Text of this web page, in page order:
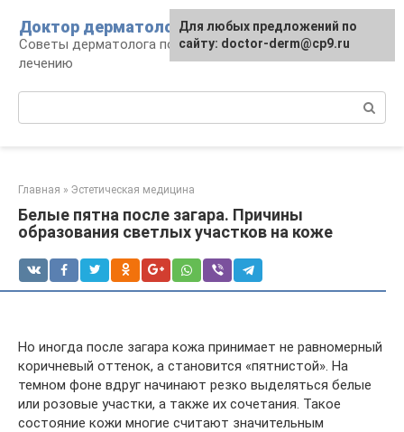
контенту
Доктор дерматолог
Советы дерматолога по уходу за кожей и
лечению
Главная » Эстетическая медицина
Белые пятна после загара. Причины
образования светлых участков на коже
Но иногда после загара кожа принимает не равномерный
коричневый оттенок, а становится «пятнистой». На
темном фоне вдруг начинают резко выделяться белые
или розовые участки, а также их сочетания. Такое
состояние кожи многие считают значительным
Для любых предложений по
сайту: doctor-derm@cp9.ru